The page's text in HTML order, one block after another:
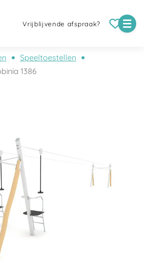
Vrijblijvende afspraak?
Speeltoestellen
1386